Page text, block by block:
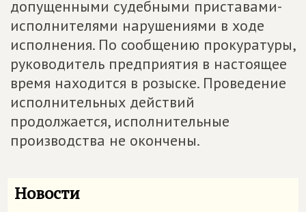
допущенными судебными приставами-
исполнителями нарушениями в ходе
исполнения. По сообщению прокуратуры,
руководитель предприятия в настоящее
время находится в розыске. Проведение
исполнительных действий
продолжается, исполнительные
производства не окончены.
Новости